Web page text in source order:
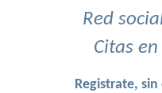
Red
Citas
Registrate,